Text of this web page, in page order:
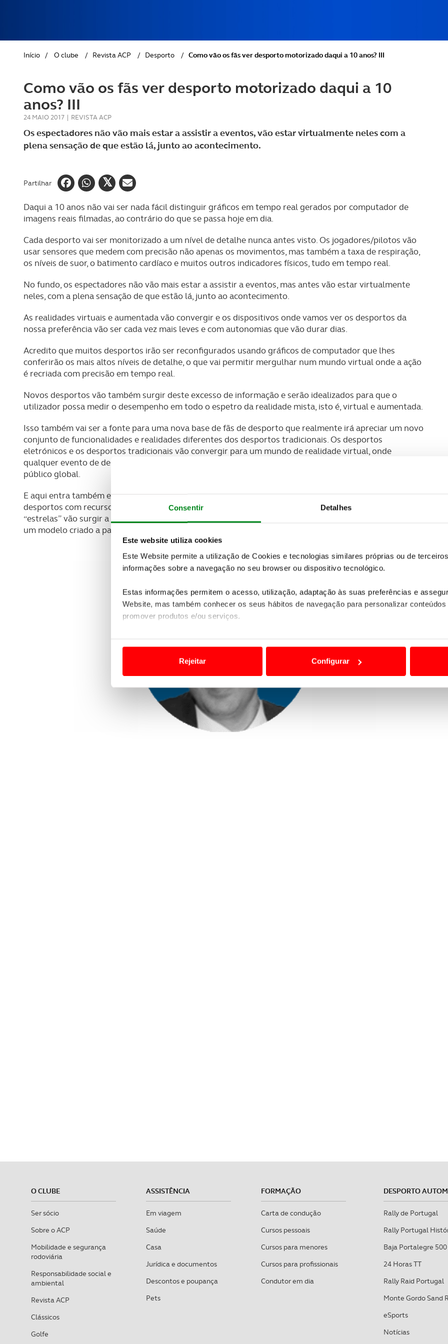
Consentir Detalhes
Este website utiliza cookies
Este Website permite a utilização de Cookies e tecnologias similares próprias ou de
informações sobre a navegação no seu browser ou dispositivo tecnológico.
Estas informações permitem o acesso, utilização, adaptação às suas preferências e
Website, mas também conhecer os seus hábitos de navegação para personalizar
promover produtos e/ou serviços.
Usamos cookies para melhorar a sua experiência digital, personalizar conteúdos e
funcionalidades de redes sociais, bem como para analisar dados de navegação no nosso
Adicionalmente partilhamos informação, relativa à sua utilização do nosso site de
e organizações na UE e em países terceiros.
Rejeitar Configurar
GOLFE
AUTOCARAVANISMO
Início / O clube / Revista ACP / Desporto / Como vão os fãs ver desporto motorizado daqui a 10 anos? III
Como vão os fãs ver desporto motorizado daqui a 10
anos? III
24 MAIO 2017 | REVISTA ACP
Os espectadores não vão mais estar a assistir a eventos, vão estar virtualmente neles com a
plena sensação de que estão lá, junto ao acontecimento.
Partilhar
Daqui a 10 anos não vai ser nada fácil distinguir gráficos em tempo real gerados por computador de
imagens reais filmadas, ao contrário do que se passa hoje em dia.
Cada desporto vai ser monitorizado a um nível de detalhe nunca antes visto. Os jogadores/pilotos vão
usar sensores que medem com precisão não apenas os movimentos, mas também a taxa de respiração,
os níveis de suor, o batimento cardíaco e muitos outros indicadores físicos, tudo em tempo real.
No fundo, os espectadores não vão mais estar a assistir a eventos, mas antes vão estar virtualmente
neles, com a plena sensação de que estão lá, junto ao acontecimento.
As realidades virtuais e aumentada vão convergir e os dispositivos onde vamos ver os desportos da
nossa preferência vão ser cada vez mais leves e com autonomias que vão durar dias.
Acredito que muitos desportos irão ser reconfigurados usando gráficos de computador que lhes
conferirão os mais altos níveis de detalhe, o que vai permitir mergulhar num mundo virtual onde a ação
é recriada com precisão em tempo real.
Novos desportos vão também surgir deste excesso de informação e serão idealizados para que o
utilizador possa medir o desempenho em todo o espetro da realidade mista, isto é, virtual e aumentada.
Isso também vai ser a fonte para uma nova base de fãs de desporto que realmente irá apreciar um novo
conjunto de funcionalidades e realidades diferentes dos desportos tradicionais. Os desportos
eletrónicos e os desportos tradicionais vão convergir para um mundo de realidade virtual, onde
qualquer evento de desporto real ou de fantasia poderá ter lugar a qualquer momento, à disposição do
público global.
E aqui entra também entra a Inteligência Artificial (IA). Vai haver conjuntos de computadores a “praticar”
desportos com recurso a IA baseada nos padrões comportamentais da realidade. Isso significa que novas
“estrelas” vão surgir a partir da IA, sem qualquer representação no mundo real, mas que vão jogar com
um modelo criado a partir da realidade existente.
O CLUBE
Ser sócio
Sobre o ACP
Mobilidade e segurança
rodoviária
Responsabilidade social e
ambiental
Revista ACP
Clássicos
Golfe
ASSISTÊNCIA
Em viagem
Saúde
Casa
Jurídica e documentos
Descontos e poupança
Pets
FORMAÇÃO
Carta de condução
Cursos pessoais
Cursos para menores
Cursos para profissionais
Condutor em dia
DESPORTO
Rally de Portugal
Rally Portugal
Baja Portalegre 500
24 Horas TT
Rally Raid Portugal
Monte Gordo Sand
eSports
Notícias